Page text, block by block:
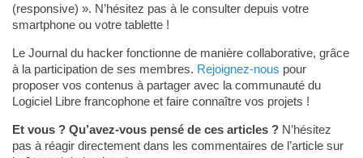
(responsive) ». N’hésitez pas à le consulter depuis votre
smartphone ou votre tablette !
Le Journal du hacker fonctionne de manière collaborative, grâce
à la participation de ses membres. Rejoignez-nous pour
proposer vos contenus à partager avec la communauté du
Logiciel Libre francophone et faire connaître vos projets !
Et vous ? Qu’avez-vous pensé de ces articles ?N’hésitez
pas à réagir directement dans les commentaires de l’article sur